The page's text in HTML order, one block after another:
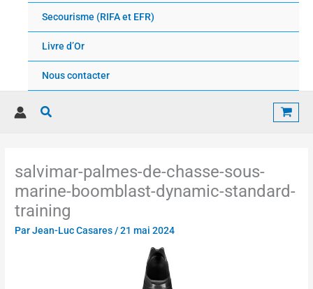
Secourisme (RIFA et EFR)
Livre d’Or
Nous contacter
Rechercher
salvimar-palmes-de-chasse-sous-
marine-boomblast-dynamic-standard-
training
ParJean-Luc Casares/21 mai 2024